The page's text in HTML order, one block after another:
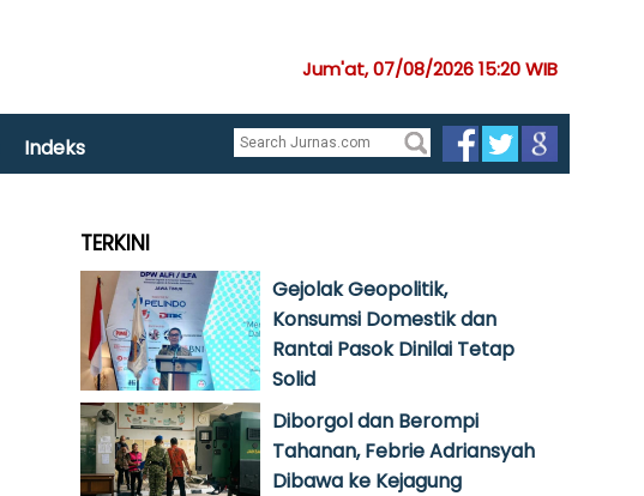
Jum'at, 07/08/2026 15:20 WIB
Indeks
TERKINI
Gejolak Geopolitik,
Konsumsi Domestik dan
Rantai Pasok Dinilai Tetap
Solid
Diborgol dan Berompi
Tahanan, Febrie Adriansyah
Dibawa ke Kejagung